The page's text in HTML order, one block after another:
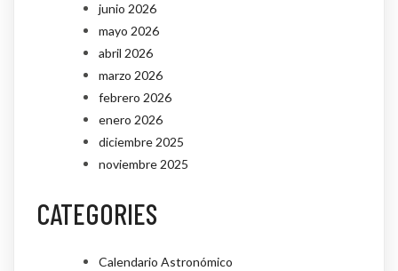
junio 2026
mayo 2026
abril 2026
marzo 2026
febrero 2026
enero 2026
diciembre 2025
noviembre 2025
CATEGORIES
Calendario Astronómico